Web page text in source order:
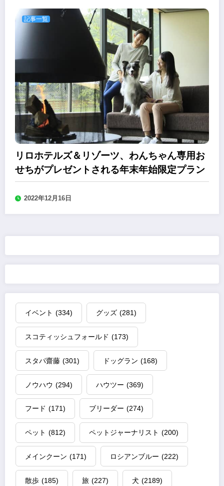
記事一覧
リロホテルズ＆リゾーツ、わんちゃん専用お
せちがプレゼントされる年末年始限定プラン
2022年12月16日
イベント (334) グッズ (281)
スコティッシュフォールド (173)
スタパ齋藤 (301) ドッグラン (168)
ノウハウ (294) ハウツー (369)
フード (171) ブリーダー (274)
ペット (812) ペットジャーナリスト (200)
メインクーン (171) ロシアンブルー (222)
散歩 (185) 旅 (227) 犬 (2189)